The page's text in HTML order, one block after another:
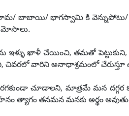
బాబాయి/ భాగస్వామి కి వెన్నుపోటు/
మోసాలు.
ఇళ్ళు ఖాళీ చేయించి, తమతో పెట్టుకుని,
చివరలో వారిని అనాధాశ్రమంలో చేరుస్తూ
చూడాలని, మాత్రమే మన
త్యాగం తనమన మనకు అర్థం